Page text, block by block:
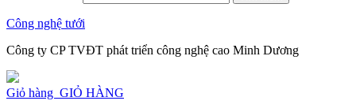
Công nghệ tưới
Công ty CP TVĐT phát triển công nghệ cao Minh Dương
Giỏ hàng GIỎ HÀNG